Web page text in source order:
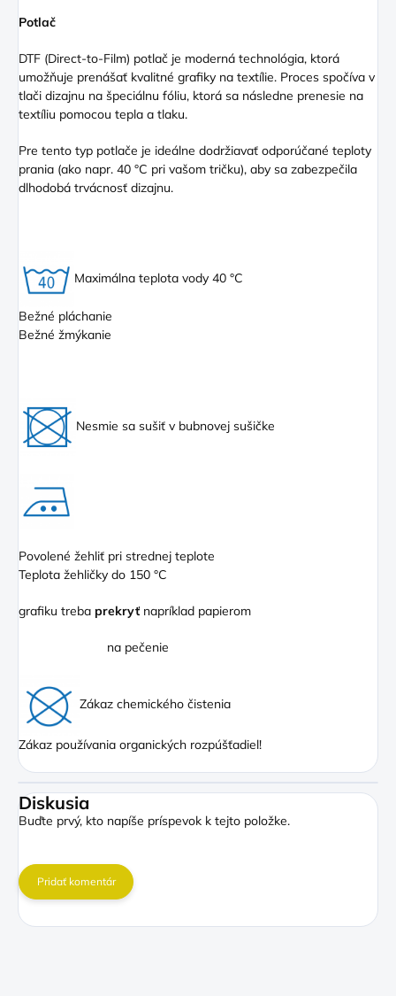
Potlač
DTF (Direct-to-Film) potlač je moderná technológia, ktorá
umožňuje prenášať kvalitné grafiky na textílie. Proces spočíva v
tlači dizajnu na špeciálnu fóliu, ktorá sa následne prenesie na
textíliu pomocou tepla a tlaku.
Pre tento typ potlače je ideálne dodržiavať odporúčané teploty
prania (ako napr. 40 °C pri vašom tričku), aby sa zabezpečila
dlhodobá trvácnosť dizajnu.
Maximálna teplota vody 40 °C
Bežné pláchanie
Bežné žmýkanie
Nesmie sa sušiť v bubnovej sušičke
Povolené žehliť pri strednej teplote
Teplota žehličky do 150 °C
grafiku treba prekryť napríklad papierom
na pečenie
Zákaz chemického čistenia
Zákaz používania organických rozpúšťadiel!
Diskusia
Buďte prvý, kto napíše príspevok k tejto položke.
Pridať komentár